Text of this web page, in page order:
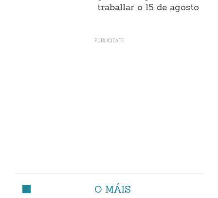
traballar o 15 de agosto
O MÁIS